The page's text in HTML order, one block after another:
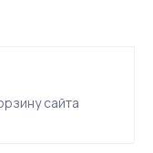
сайта